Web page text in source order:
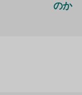
のか